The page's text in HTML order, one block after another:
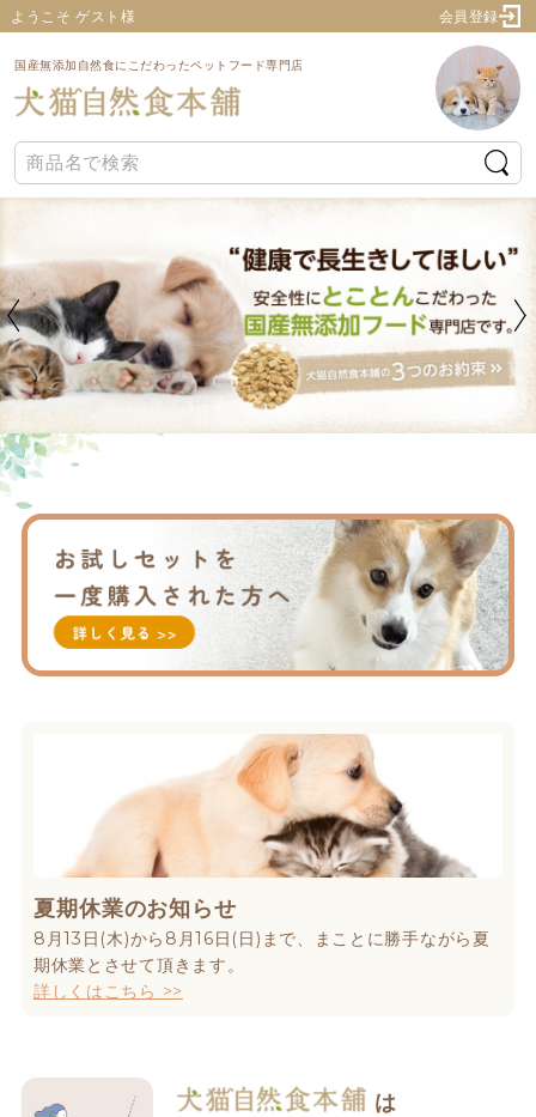
ようこそ ゲスト様 会員登録
国産無添加自然食にこだわったペットフード専門店
夏期休業のお知らせ
8月13日(木)から8月16日(日)まで、まことに勝手ながら夏
期休業とさせて頂きます。
詳しくはこちら >>
は